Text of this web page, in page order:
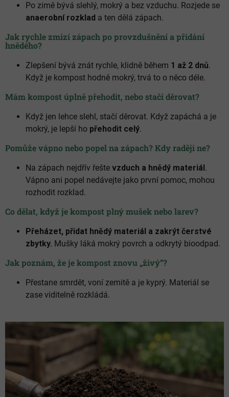
Po zimě bývá slehlý, mokrý a bez vzduchu. Rozjede se
anaerobní rozklad a ten dělá zápach.
Jak rychle zmizí zápach po provzdušnění a přidání
hnědého?
Zlepšení bývá znát rychle, klidně během 1 až 2 dnů.
Když je kompost hodně mokrý, trvá to o něco déle.
Mám kompost úplně přehodit, nebo stačí děrovat?
Když jen lehce slehl, stačí děrovat. Když zapáchá a je
mokrý, je lepší ho přehodit celý.
Pomůže vápno nebo popel na zápach? Kdy raději ne?
Na zápach nejdřív řešte vzduch a hnědý materiál.
Vápno ani popel nedávejte jako první pomoc, mohou
rozhodit rozklad.
Co dělat, když je kompost plný mušek nebo larev?
Přeházet, přidat hnědý materiál a zakrýt čerstvé
zbytky. Mušky láká mokrý povrch a odkrytý bioodpad.
Jak poznám, že je kompost znovu „živý“?
Přestane smrdět, voní zemitě a je kyprý. Materiál se
zase viditelně rozkládá.